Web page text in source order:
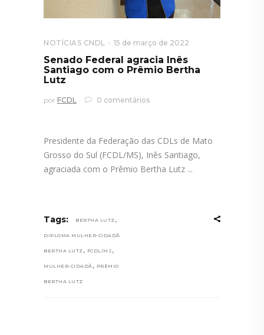
NOTÍCIAS CNDL 15 de março de 2022
Senado Federal agracia Inês
Santiago com o Prêmio Bertha
Lutz
por FCDL 0 comentários
Presidente da Federação das CDLs de Mato
Grosso do Sul (FCDL/MS), Inês Santiago,
agraciada com o Prêmio Bertha Lutz
Tags: BERTHA LUTZ ,
DIPLOMA MULHER-CIDADÃ
BERTHA LUTZ , FCDL/MS ,
MULHER-CIDADÃ , PRÊMIO
BERTHA LUTZ